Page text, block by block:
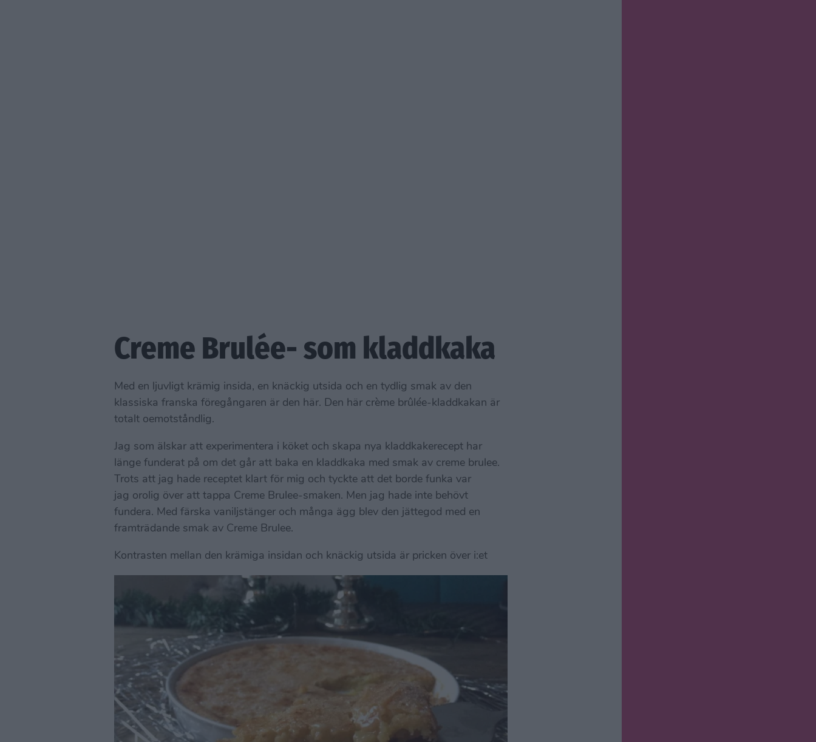
Creme Brulée- som kladdkaka
Med en ljuvligt krämig insida, en knäckig utsida och en tydlig smak av den
klassiska franska föregångaren är den här. Den här crème brûlée-kladdkakan är
totalt oemotståndlig.
Jag som älskar att experimentera i köket och skapa nya kladdkakerecept har
länge funderat på om det går att baka en kladdkaka med smak av creme brulee.
Trots att jag hade receptet klart för mig och tyckte att det borde funka var
jag orolig över att tappa Creme Brulee-smaken. Men jag hade inte behövt
fundera. Med färska vaniljstänger och många ägg blev den jättegod med en
framträdande smak av Creme Brulee.
Kontrasten mellan den krämiga insidan och knäckig utsida är pricken över i:et